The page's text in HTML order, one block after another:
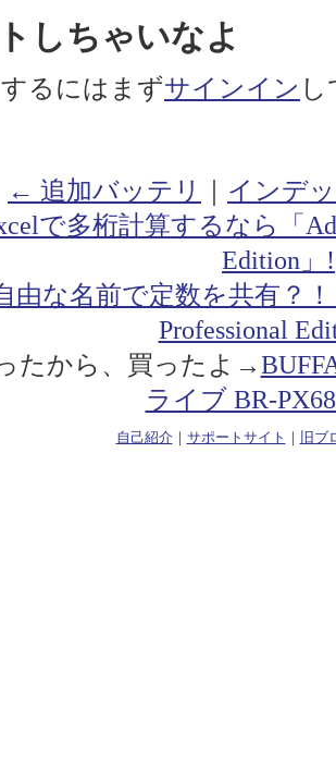
しちゃいなよ
るにはまずサインイン
← 追加バッテリ
インデ
で多桁計算するなら「
Edition」!
由な名前で定数を共有？
Professional
たから、買ったよ→
ライブ BR-
自己紹介｜ サポートサイト ｜ 旧ブ